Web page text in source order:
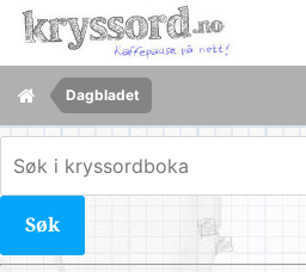
Dagbladet
Søk